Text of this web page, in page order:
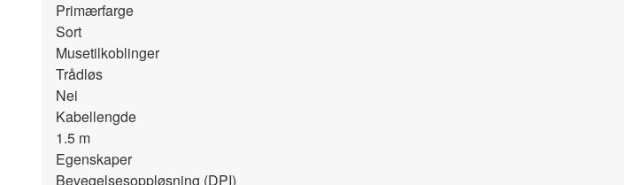
Primærfarge
Sort
Musetilkoblinger
Trådløs
Nei
Kabellengde
1.5 m
Egenskaper
Bevegelsesoppløsning (DPI)